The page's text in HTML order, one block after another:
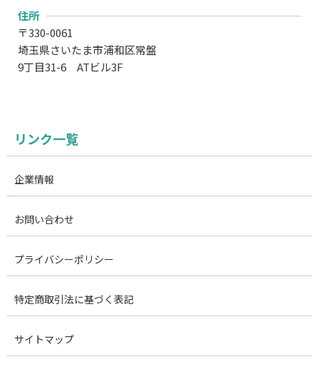
住所
〒330-0061
埼玉県さいたま市浦和区常盤
9丁目31-6 ATビル3F
リンク一覧
企業情報
お問い合わせ
プライバシーポリシー
特定商取引法に基づく表記
サイトマップ